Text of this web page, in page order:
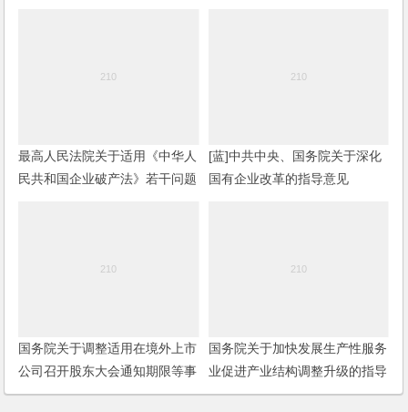
最高人民法院关于适用《中华人
民共和国企业破产法》若干问题
[蓝]中共中央、国务院关于深化
国有企业改革的指导意见
国务院关于调整适用在境外上市
公司召开股东大会通知期限等事
项规定的批复
国务院关于加快发展生产性服务
业促进产业结构调整升级的指导
意见